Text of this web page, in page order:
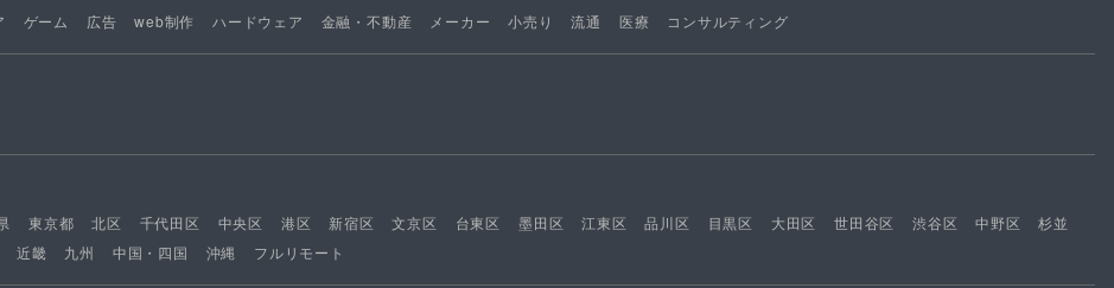
ゲーム 広告 web制作 ハードウェア 金融・不動産 メーカー 小売り 流通 医療 コンサルティング
東京都 北区 千代田区 中央区 港区 新宿区 文京区 台東区 墨田区 江東区 品川区 目黒区 大田区 世田谷区 渋谷区 中野区
杉並
近畿 九州 中国・四国 沖縄 フルリモート